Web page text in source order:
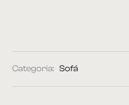
Categoria: Sofá